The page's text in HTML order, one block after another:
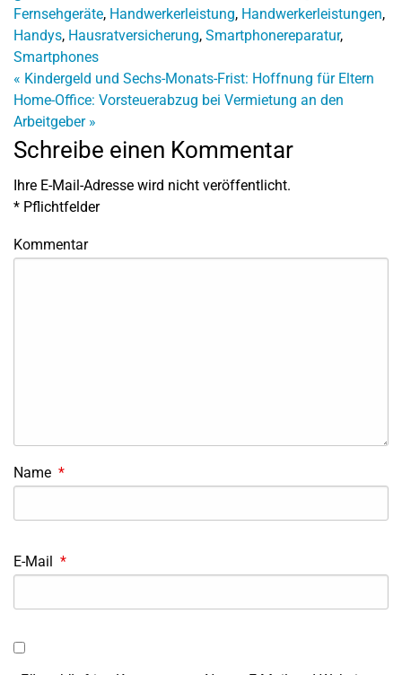
Fernsehgeräte, Handwerkerleistung, Handwerkerleistungen,
Handys, Hausratversicherung, Smartphonereparatur,
Smartphones
« Kindergeld und Sechs-Monats-Frist: Hoffnung für Eltern
Home-Office: Vorsteuerabzug bei Vermietung an den
Arbeitgeber »
Schreibe einen Kommentar
Ihre E-Mail-Adresse wird nicht veröffentlicht.
* Pflichtfelder
Kommentar
Name *
E-Mail *